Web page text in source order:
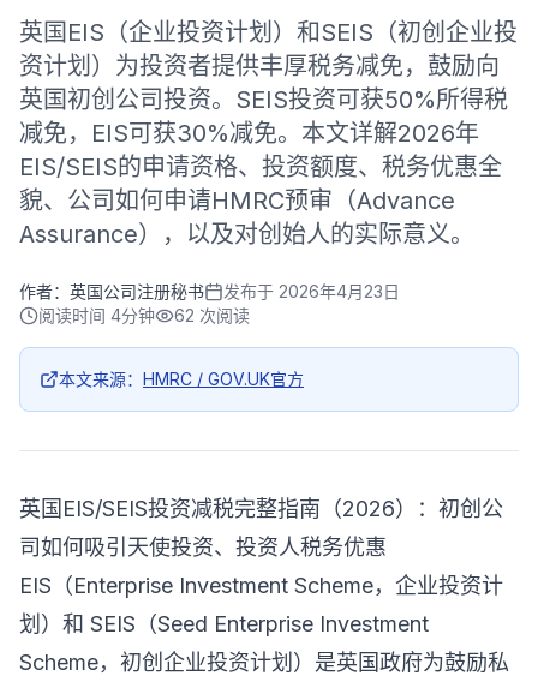
英国EIS（企业投资计划）和SEIS（初创企业投
资计划）为投资者提供丰厚税务减免，鼓励向
英国初创公司投资。SEIS投资可获50%所得税
减免，EIS可获30%减免。本文详解2026年
EIS/SEIS的申请资格、投资额度、税务优惠全
貌、公司如何申请HMRC预审（Advance
Assurance），以及对创始人的实际意义。
作者： 英国公司注册秘书 发布于 2026年4月23日
阅读时间 4分钟 62 次阅读
本文来源： HMRC / GOV.UK官方
英国EIS/SEIS投资减税完整指南（2026）：初创公
司如何吸引天使投资、投资人税务优惠
EIS（Enterprise Investment Scheme，企业投资计
划）和 SEIS（Seed Enterprise Investment
Scheme，初创企业投资计划）是英国政府为鼓励私